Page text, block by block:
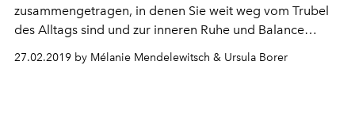
zusammengetragen, in denen Sie weit weg vom Trubel
des Alltags sind und zur inneren Ruhe und Balance
finden können.
27.02.2019 by Mélanie Mendelewitsch & Ursula Borer